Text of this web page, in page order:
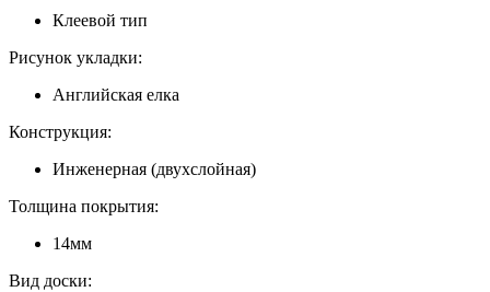
Клеевой тип
Рисунок укладки:
Английская елка
Конструкция:
Инженерная (двухслойная)
Толщина покрытия:
14мм
Вид доски: